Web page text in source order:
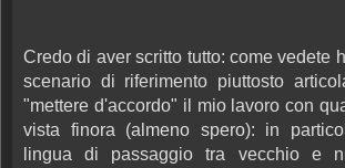
Credo di aver scritto tutto: come vedete
scenario di riferimento piuttosto
"mettere d'accordo" il mio lavoro con
vista finora (almeno spero): in
lingua di passaggio tra vecchio e